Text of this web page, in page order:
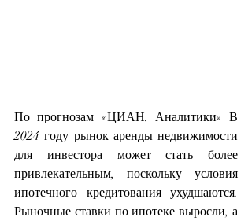
По прогнозам «ЦИАН. Аналитики» В
2024 году рынок аренды недвижимости
для инвестора может стать более
привлекательным, поскольку условия
ипотечного кредитования ухудшаются.
Рыночные ставки по ипотеке выросли, а